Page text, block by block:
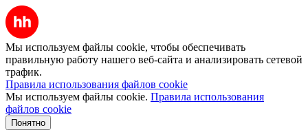
Мы используем файлы cookie, чтобы обеспечивать
правильную работу нашего веб-сайта и анализировать сетевой
трафик.
Правила использования файлов cookie
Мы используем файлы cookie. Правила использования
файлов cookie
Понятно